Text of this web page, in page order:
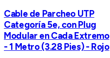
Cable de Parcheo UTP
Categoría 5e, con Plug
Modular en Cada Extremo
- 1 Metro (3.28 Pies) - Rojo